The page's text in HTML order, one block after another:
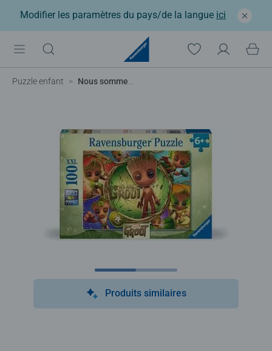
Modifier les paramètres du pays/de la langue ici
Puzzle enfant Nous sommes Groot !
Produits similaires